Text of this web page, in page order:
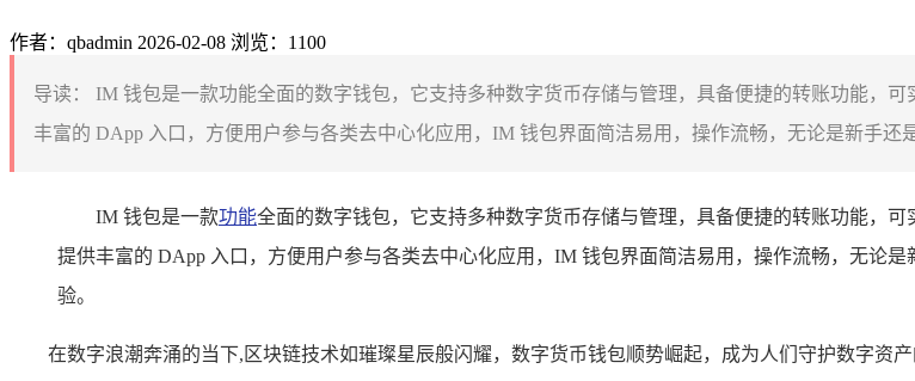
作者：qbadmin 2026-02-08 浏览：1100
导读：
IM 钱包是一款功能全面的数字钱包，它支持多种数字货币存储与管理，具备便捷的转账功能，
丰富的 DApp 入口，方便用户参与各类去中心化应用，IM 钱包界面简洁易用，操作流畅，无论是新手还
IM 钱包是一款功能全面的数字钱包，它支持多种数字货币存储与管理，具备便捷的转账功能，
提供丰富的 DApp 入口，方便用户参与各类去中心化应用，IM 钱包界面简洁易用，操作流畅，无论
验。
在数字浪潮奔涌的当下,区块链技术如璀璨星辰般闪耀，数字货币钱包顺势崛起，成为人们守护数字资